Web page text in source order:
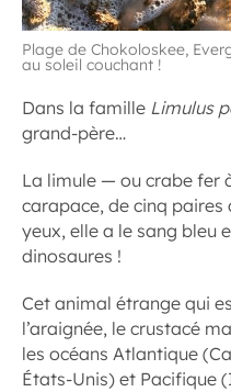
Plage de Chokoloskee,
au soleil couchant !
Dans la famille Limulus
grand-père…
La limule — ou crabe fer
carapace, de cinq
yeux, elle a le sang bleu
dinosaures !
Cet animal étrange qui
l’araignée, le crustacé
les océans Atlantique
États-Unis) et Pacifique